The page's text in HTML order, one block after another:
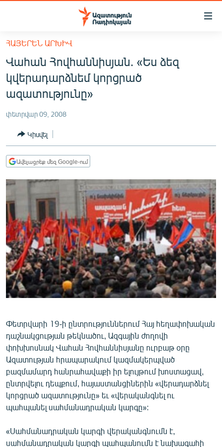
Մատչելիության
հիմնական
բովանդակությանը
Անցնել
հիմնական
մենյուին
ՔԱՂԱՔԱԿԱՆ
ՀԱՍԱՐԱԿՈՒԹՅՈՒՆ
ՏՆՏԵՍՈՒԹՅՈՒՆ
ՂԱՐԱԲԱՂ
ՊԱՏԵՐԱԶՄԻ 6 ՇԱԲԱԹՆԵՐԸ
ՏԱՐԱԾԱՇՐՋԱՆ
ՄԻՋԱԶԳԱՅԻՆ
ՄՇԱԿՈՒՅԹ
ՍՊՈՐՏ
ՄԵԿՆԱԲԱՆՈՒԹՅՈՒՆ
ԿՈՐՈՆԱՎԻՐՈՒՍ
ԱՐԽԻՎ
ՏԵՍԱՆՅՈՒԹԵՐ
ԲԱՆԱՎԵՃ
ՁԳՏԵԼՈՎ ԼԱՎԱԳՈՒՅՆԻՆ
ՓՈԴՔԱՍԹ
Հայերեն
ՀԱՅԵՐԵՆ ԱՐԽԻՎ
Վահան Հովհաննիսյան. «Ես ձեզ
կվերադարձնեմ կորցրած
ազատությունը»
փետրվար 09, 2008
Կիսվել
Ավելացրեք մեզ Google-ում
Փետրվարի 19-ի ընտրություններում Հայ հեղափոխական
դաշնակցության թեկնածու, Ազգային ժողովի
փոխխոսնակ Վահան Հովհաննիսյանը ուրբաթ օրը
Ազատության հրապարակում կազմակերպված
բազմամարդ հանրահավաքի իր ելույթում խոստացավ,
ընտրվելու դեպքում, հայաստանցիներին «վերադարձնել
կորցրած ազատությունը» եւ «վերականգնել ու
պահպանել սահմանադրական կարգը»:
«Սահմանադրական կարգի վերականգնումն է,
սահմանադրական կարգի պահպանումն է նախագահի